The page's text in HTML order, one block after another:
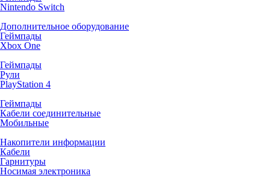
Nintendo Switch
Дополнительное оборудование
Геймпады
Xbox One
Геймпады
Рули
PlayStation 4
Геймпады
Кабели соединительные
Мобильные
Накопители информации
Кабели
Гарнитуры
Носимая электроника